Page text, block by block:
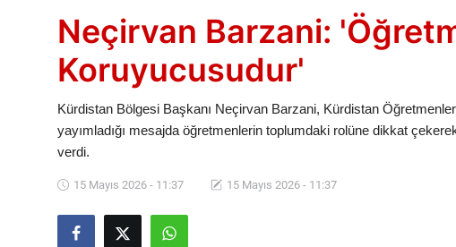
Güncel
Makaleler
Neçirvan Barzani:
Koruyucusudur'
Kürdistan Bölgesi Başkanı Neçirvan Barzani, Kürdistan
yayımladığı mesajda öğretmenlerin toplumdaki rolüne dikkat
verdi.
15 Mayıs 2026 - 11:37 15 Mayıs 2026 - 11:37